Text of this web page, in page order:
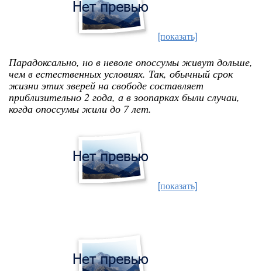
[показать]
Парадоксально, но в неволе опоссумы живут дольше,
чем в естественных условиях. Так, обычный срок
жизни этих зверей на свободе составляет
приблизительно 2 года, а в зоопарках были случаи,
когда опоссумы жили до 7 лет.
[показать]